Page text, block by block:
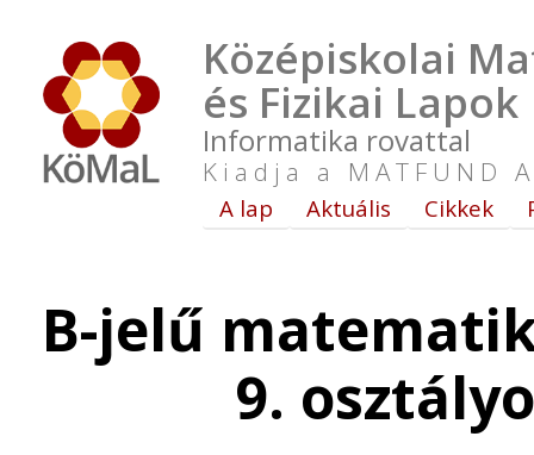
Középiskolai
és Fizikai Lapok
Informatika rovattal
Kiadja a MATFUND
A lap Aktuális Cikkek
B-jelű
9.